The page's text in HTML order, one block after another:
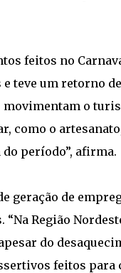
feitos no
teve um retorno
o
como o
período”, afirma.
geração de
Região
do
feitos